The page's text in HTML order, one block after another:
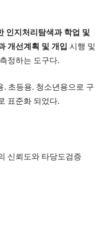
인지처리탐색과 학업 및
개선계획 및 개입 시행 및
정하는 도구다.
. 초등용. 청소년용으로 구
표준화 되었다.
신뢰도와 타당도검증